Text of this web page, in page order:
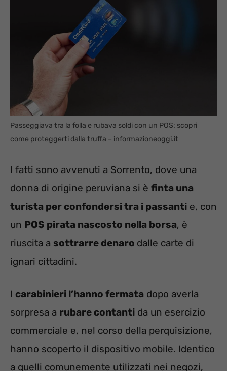
Passeggiava tra la folla e rubava soldi con un POS: scopri
come proteggerti dalla truffa – informazioneoggi.it
I fatti sono avvenuti a Sorrento, dove una
donna di origine peruviana si è finta una
turista per confondersi tra i passanti e, con
un POS pirata nascosto nella borsa, è
riuscita a sottrarre denaro dalle carte di
ignari cittadini.
I carabinieri l’hanno fermata dopo averla
sorpresa a rubare contanti da un esercizio
commerciale e, nel corso della perquisizione,
hanno scoperto il dispositivo mobile. Identico
a quelli comunemente utilizzati nei negozi,